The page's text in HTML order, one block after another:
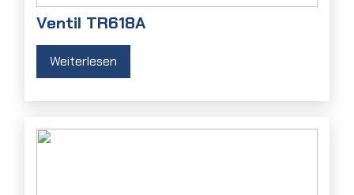
Ventil TR618A
Weiterlesen